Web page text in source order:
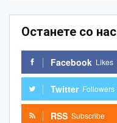
Останете со нас
Facebook Likes
Twitter Followers
RSS Subscribe